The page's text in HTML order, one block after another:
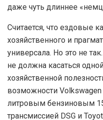
даже чуть длиннее
Считается, что ездовые
хозяйственного и
универсала. Но это не
не должна касаться
хозяйственной
возможности Volkswagen
литровым бензиновым
трансмиссией DSG и